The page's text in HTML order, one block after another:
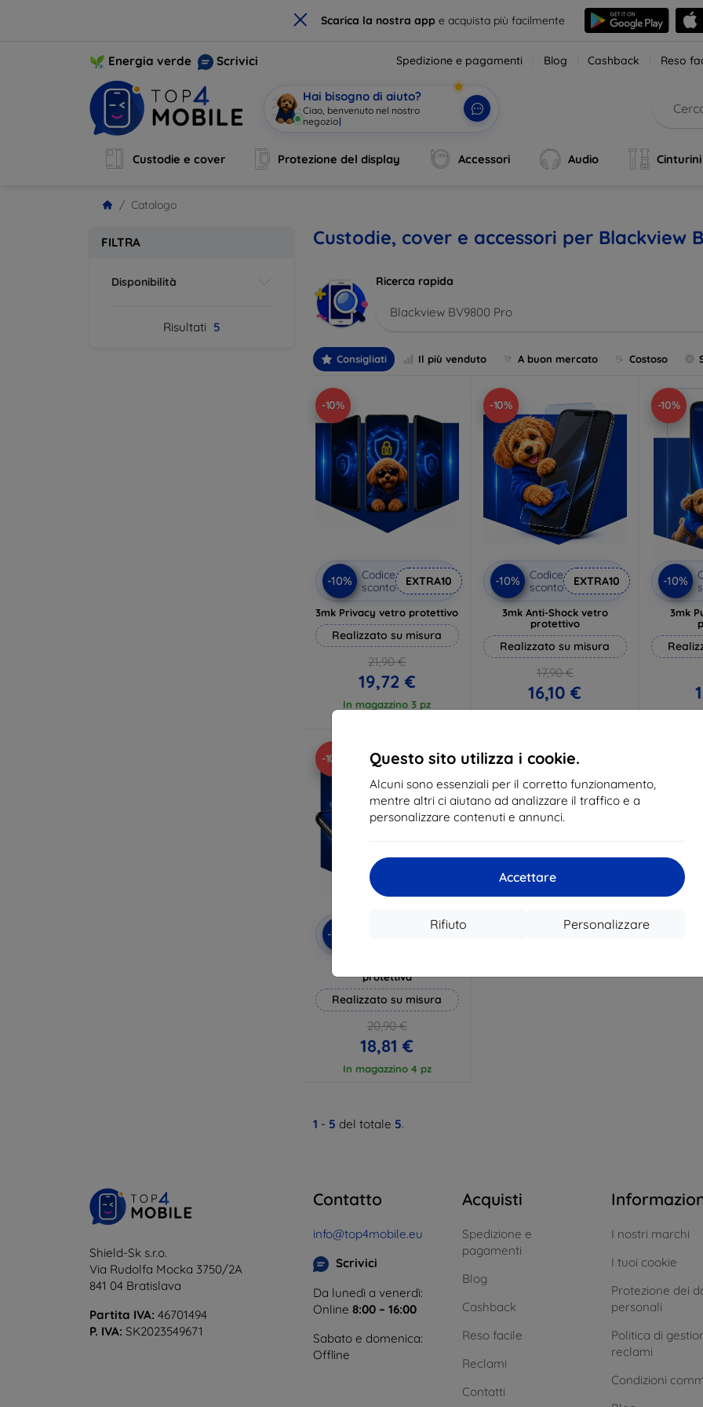
× Scarica la nostra appe acquista più facilmente
Questo sito utilizza i cookie.
Alcuni sono essenziali per il corretto funzionamento,
mentre altri ci aiutano ad analizzare il traffico e a
personalizzare contenuti e annunci.
Accettare
Personalizzare
Rifiuto
Energia verde Scrivici Spedizione e pagamenti Blog Cashback Reso
Hai bisogno di aiuto?
Ciao, benvenuto nel nostro
negozio|
Custodie e cover Protezione del display Accessori Audio Cinturini
Catalogo
FILTRA
Disponibilità
Risultati 5
Custodie, cover e accessori per Blackview
Ricerca rapida
Blackview BV9800 Pro
Consigliati Il più venduto A buon mercato Costoso
-10%
-10%
Codice
sconto
EXTRA10
3mk Privacy vetro protettivo
Realizzato su misura
21,90 €
19,72 €
In magazzino 3 pz
-10%
-10%
Codice
sconto
EXTRA10
3mk Anti-Shock vetro
protettivo
Realizzato su misura
17,90 €
16,10 €
-10%
-10%
3mk
In
-10%
-10%
3mk Hammer pellicola
protettiva
Realizzato su misura
20,90 €
18,81 €
In magazzino 4 pz
1 - 5 del totale 5.
Shield-Sk s.r.o.
Via Rudolfa Mocka 3750/2A
841 04 Bratislava
Partita IVA: 46701494
P. IVA: SK2023549671
Contatto
info@top4mobile.eu
Scrivici
Da lunedì a venerdì:
Online 8:00 – 16:00
Sabato e domenica:
Offline
Acquisti
Spedizione e
pagamenti
Blog
Cashback
Reso facile
Reclami
Contatti
I nostri marchi
I tuoi cookie
Protezione dei
personali
Politica di
reclami
Condizioni